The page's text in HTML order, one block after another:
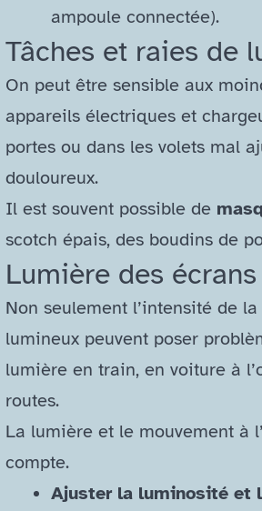
ampoule connectée).
Tâches et raies de
On peut être sensible aux
appareils électriques et
portes ou dans les volets mal
douloureux.
Il est souvent possible de
scotch épais, des boudins de
Lumière des écrans
Non seulement l’intensité de
lumineux peuvent poser
lumière en train, en voiture à
routes.
La lumière et le mouvement à
compte.
Ajuster la luminosité et